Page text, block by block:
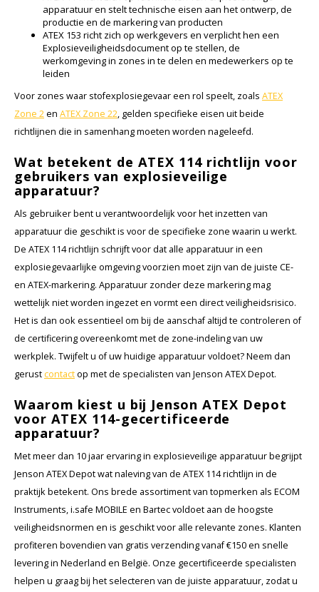
Streamlight
UK Underwater Kinetics
Wolf
Xshielder
apparatuur en stelt technische eisen aan het ontwerp, de
productie en de markering van producten
ATEX 153 richt zich op werkgevers en verplicht hen een
Explosieveiligheidsdocument op te stellen, de
werkomgeving in zones in te delen en medewerkers op te
leiden
Voor zones waar stofexplosiegevaar een rol speelt, zoals ATEX
Zone 2en ATEX Zone 22, gelden specifieke eisen uit beide
richtlijnen die in samenhang moeten worden nageleefd.
Wat betekent de ATEX 114 richtlijn voor
gebruikers van explosieveilige
apparatuur?
Als gebruiker bent u verantwoordelijk voor het inzetten van
apparatuur die geschikt is voor de specifieke zone waarin u werkt.
De ATEX 114 richtlijn schrijft voor dat alle apparatuur in een
explosiegevaarlijke omgeving voorzien moet zijn van de juiste CE-
en ATEX-markering. Apparatuur zonder deze markering mag
wettelijk niet worden ingezet en vormt een direct veiligheidsrisico.
Het is dan ook essentieel om bij de aanschaf altijd te controleren of
de certificering overeenkomt met de zone-indeling van uw
werkplek. Twijfelt u of uw huidige apparatuur voldoet? Neem dan
gerust contactop met de specialisten van Jenson ATEX Depot.
Waarom kiest u bij Jenson ATEX Depot
voor ATEX 114-gecertificeerde
apparatuur?
Met meer dan 10 jaar ervaring in explosieveilige apparatuur begrijpt
Jenson ATEX Depot wat naleving van de ATEX 114 richtlijn in de
praktijk betekent. Ons brede assortiment van topmerken als ECOM
Instruments, i.safe MOBILE en Bartec voldoet aan de hoogste
veiligheidsnormen en is geschikt voor alle relevante zones. Klanten
profiteren bovendien van gratis verzending vanaf €150 en snelle
levering in Nederland en België. Onze gecertificeerde specialisten
helpen u graag bij het selecteren van de juiste apparatuur, zodat u